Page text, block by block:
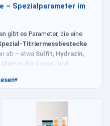
– Spezialparameter im
gibt es Parameter, die eine
Titriermessbestecke
ab – etwa Sulfit, Hydrazin,
in der Kessel- und
Gerät. Für Härte siehe die
, für die Standardanalytik die
▾